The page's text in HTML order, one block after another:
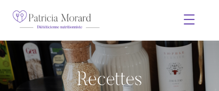
Recettes